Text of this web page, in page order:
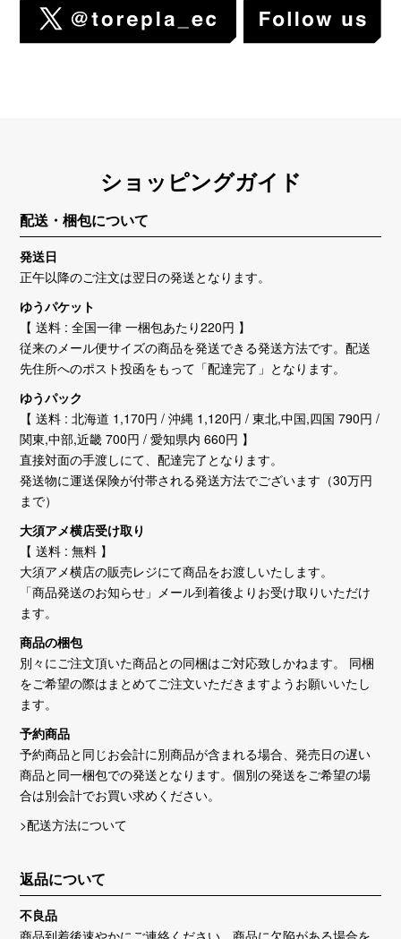
ショッピングガイド
配送・梱包について
発送日
正午以降のご注文は翌日の発送となります。
ゆうパケット
【 送料 : 全国一律 一梱包あたり220円 】
従来のメール便サイズの商品を発送できる発送方法です。配送
先住所へのポスト投函をもって「配達完了」となります。
ゆうパック
【 送料 : 北海道 1,170円 / 沖縄 1,120円 / 東北,中国,四国 790円 /
関東,中部,近畿 700円 / 愛知県内 660円 】
直接対面の手渡しにて、配達完了となります。
発送物に運送保険が付帯される発送方法でございます（30万円
まで）
大須アメ横店受け取り
【 送料 : 無料 】
大須アメ横店の販売レジにて商品をお渡しいたします。
「商品発送のお知らせ」メール到着後よりお受け取りいただけ
ます。
商品の梱包
別々にご注文頂いた商品との同梱はご対応致しかねます。 同梱
をご希望の際はまとめてご注文いただきますようお願いいたし
ます。
予約商品
予約商品と同じお会計に別商品が含まれる場合、発売日の遅い
商品と同一梱包での発送となります。個別の発送をご希望の場
合は別会計でお買い求めください。
>配送方法について
返品について
不良品
商品到着後速やかにご連絡ください。商品に欠陥がある場合を